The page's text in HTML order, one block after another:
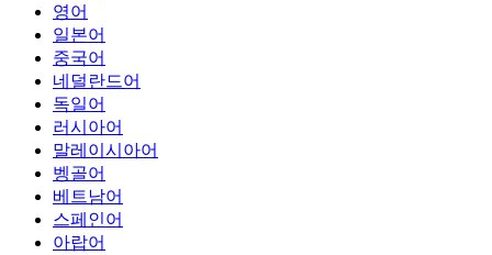
영어
일본어
중국어
네덜란드어
독일어
러시아어
말레이시아어
벵골어
베트남어
스페인어
아랍어